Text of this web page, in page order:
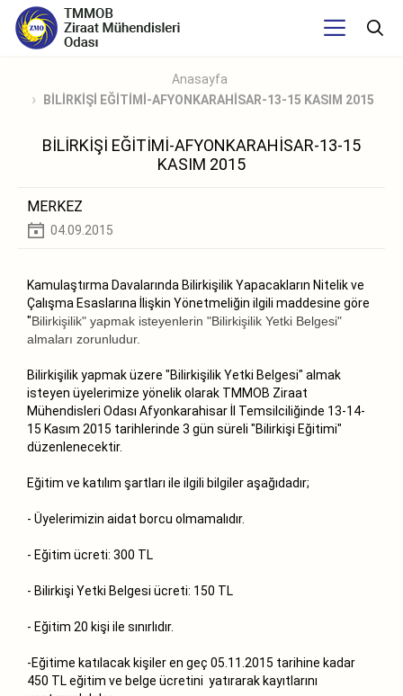
Anasayfa
BİLİRKİŞİ EĞİTİMİ-AFYONKARAHİSAR-13-15 KASIM 2015
BİLİRKİŞİ EĞİTİMİ-AFYONKARAHİSAR-13-15
KASIM 2015
MERKEZ
04.09.2015
Kamulaştırma Davalarında Bilirkişilik Yapacakların Nitelik ve
Çalışma Esaslarına İlişkin Yönetmeliğin ilgili maddesine göre
"Bilirkişilik" yapmak isteyenlerin "Bilirkişilik Yetki Belgesi"
almaları zorunludur.
Bilirkişilik yapmak üzere "Bilirkişilik Yetki Belgesi" almak
isteyen üyelerimize yönelik olarak TMMOB Ziraat
Mühendisleri Odası Afyonkarahisar İl Temsilciliğinde 13-14-
15 Kasım 2015 tarihlerinde 3 gün süreli "Bilirkişi Eğitimi"
düzenlenecektir.
Eğitim ve katılım şartları ile ilgili bilgiler aşağıdadır;
- Üyelerimizin aidat borcu olmamalıdır.
- Eğitim ücreti: 300 TL
- Bilirkişi Yetki Belgesi ücreti: 150 TL
- Eğitim 20 kişi ile sınırlıdır.
-Eğitime katılacak kişiler en geç 05.11.2015 tarihine kadar
450 TL eğitim ve belge ücretini yatırarak kayıtlarını